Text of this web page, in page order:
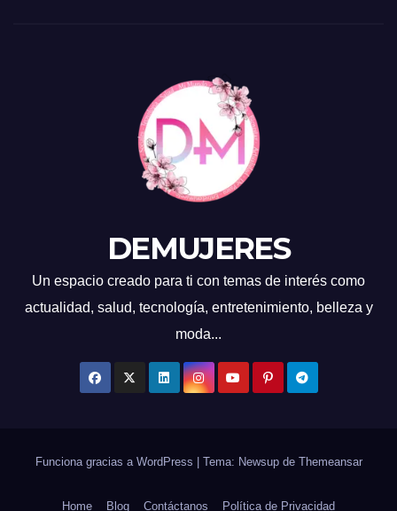
DEMUJERES
Un espacio creado para ti con temas de interés como
actualidad, salud, tecnología, entretenimiento, belleza y
moda...
Funciona gracias a WordPress Tema: Newsup de Themeansar
Home Blog Contáctanos Política de Privacidad